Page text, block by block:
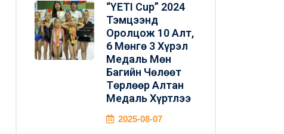
“YETI Cup” 2024
Тэмцээнд
Оролцож 10 Алт,
6 Мөнгө 3 Хүрэл
Медаль Мөн
Багийн Чөлөөт
Төрлөөр Алтан
Медаль Хүртлээ
2025-08-07